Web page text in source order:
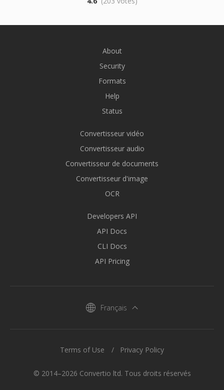
About
Security
Formats
Help
Status
Convertisseur vidéo
Convertisseur audio
Convertisseur de documents
Convertisseur d'image
OCR
Developers API
API Docs
CLI Docs
API Pricing
Français
© 2014–2026 Convertio ltd. Tous droits réservés
Terms of Use Privacy Policy